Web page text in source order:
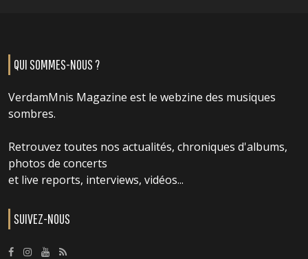
QUI SOMMES-NOUS ?
VerdamMnis Magazine est le webzine des musiques
sombres.
Retrouvez toutes nos actualités, chroniques d'albums,
photos de concerts
et live reports, interviews, vidéos...
SUIVEZ-NOUS